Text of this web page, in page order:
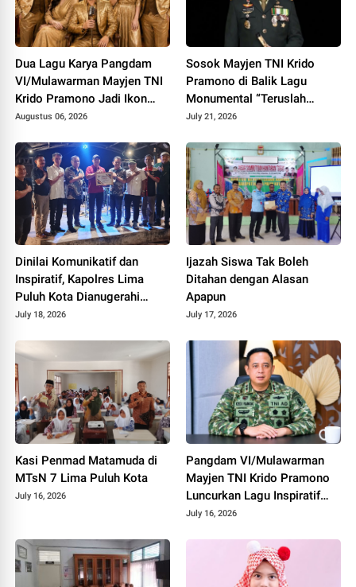
Dua Lagu Karya Pangdam
VI/Mulawarman Mayjen TNI
Krido Pramono Jadi Ikon
Singing Competition HUT ke
Augustus 06, 2026
Sosok Mayjen TNI Krido
Pramono di Balik Lagu
Monumental “Teruslah
Melangkah”
July 21, 2026
Dinilai Komunikatif dan
Inspiratif, Kapolres Lima
Puluh Kota Dianugerahi
Penghargaan
July 18, 2026
Ijazah Siswa Tak Boleh
Ditahan dengan Alasan
Apapun
July 17, 2026
Kasi Penmad Matamuda di
MTsN 7 Lima Puluh Kota
July 16, 2026
Pangdam VI/Mulawarman
Mayjen TNI Krido Pramono
Luncurkan Lagu Inspiratif
"Teruslah Melangkah"
July 16, 2026